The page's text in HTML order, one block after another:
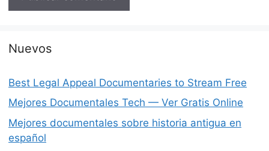
Nuevos
Best Legal Appeal Documentaries to Stream Free
Mejores Documentales Tech — Ver Gratis Online
Mejores documentales sobre historia antigua en
español